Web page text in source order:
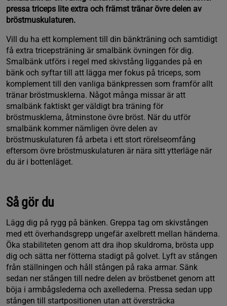
pressa triceps lite extra och främst tränar övre delen av
bröstmuskulaturen.
Vill du ha ett komplement till din bänkträning och samtidigt
få extra tricepsträning är smalbänk övningen för dig.
Smalbänk utförs i regel med skivstång liggandes på en
bänk och syftar till att lägga mer fokus på triceps, som
komplement till den vanliga bänkpressen som framför allt
tränar bröstmusklerna. Något många missar är att
smalbänk faktiskt ger väldigt bra träning för
bröstmusklerna, åtminstone övre bröst. När du utför
smalbänk kommer nämligen övre delen av
bröstmuskulaturen få arbeta i ett stort rörelseomfång
eftersom övre bröstmuskulaturen är nära sitt ytterläge när
du är i bottenläget.
Så gör du
Lägg dig på rygg på bänken. Greppa tag om skivstången
med ett överhandsgrepp ungefär axelbrett mellan händerna.
Öka stabiliteten genom att dra ihop skuldrorna, brösta upp
dig och sätta ner fötterna stadigt på golvet. Lyft av stången
från ställningen och håll stången på raka armar. Sänk
sedan ner stången till nedre delen av bröstbenet genom att
böja i armbågslederna och axellederna. Pressa sedan upp
stången till startpositionen utan att översträcka